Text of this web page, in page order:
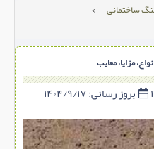
ساختمانی
>
مزایا، معایب
بروز رسانی: